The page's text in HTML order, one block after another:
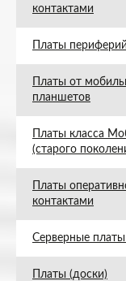
контактами
Платы
Платы от
планшетов
Платы класса
(старого
Платы
контактами
Серверные
Платы (доски)